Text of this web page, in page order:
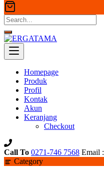
Homepage
Produk
Profil
Kontak
Akun
Keranjang
Checkout
Call To 0271-746 7568 Email :
Category